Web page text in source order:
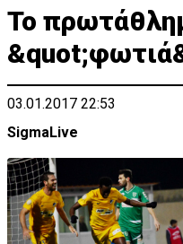
Το
03.01.2017 22:53
SigmaLive